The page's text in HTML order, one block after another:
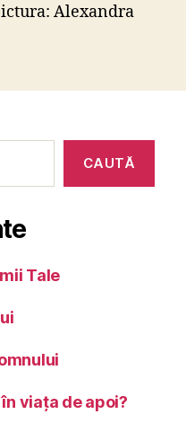
Alexandra
CAUTĂ
Tale
viața de apoi?